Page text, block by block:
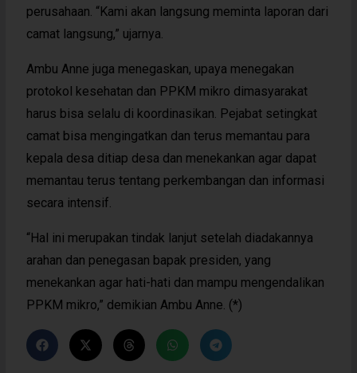
perusahaan. “Kami akan langsung meminta laporan dari
camat langsung,” ujarnya.
Ambu Anne juga menegaskan, upaya menegakan
protokol kesehatan dan PPKM mikro dimasyarakat
harus bisa selalu di koordinasikan. Pejabat setingkat
camat bisa mengingatkan dan terus memantau para
kepala desa ditiap desa dan menekankan agar dapat
memantau terus tentang perkembangan dan informasi
secara intensif.
“Hal ini merupakan tindak lanjut setelah diadakannya
arahan dan penegasan bapak presiden, yang
menekankan agar hati-hati dan mampu mengendalikan
PPKM mikro,” demikian Ambu Anne. (*)